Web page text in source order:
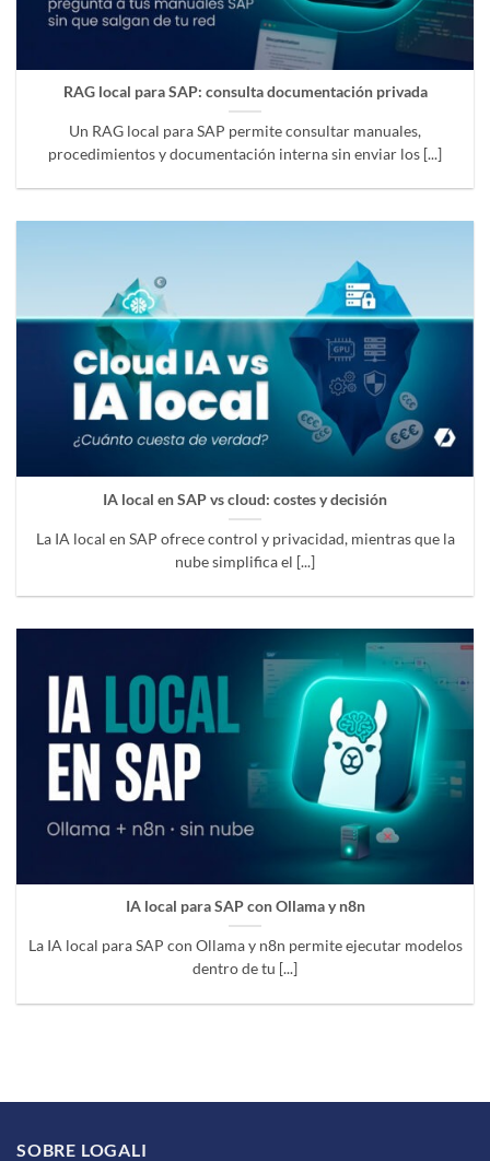
RAG local para SAP: consulta documentación privada
Un RAG local para SAP permite consultar manuales,
procedimientos y documentación interna sin enviar los [...]
IA local en SAP vs cloud: costes y decisión
La IA local en SAP ofrece control y privacidad, mientras que la
nube simplifica el [...]
IA local para SAP con Ollama y n8n
La IA local para SAP con Ollama y n8n permite ejecutar modelos
dentro de tu [...]
SOBRE LOGALI